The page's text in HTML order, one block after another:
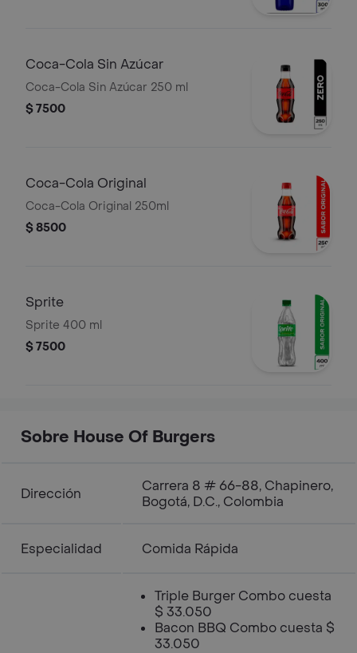
Coca-Cola Sin Azúcar
Coca-Cola Sin Azúcar 250 ml
$ 7500
Coca-Cola Original
Coca-Cola Original 250ml
$ 8500
Sprite
Sprite 400 ml
$ 7500
Sobre House Of Burgers
Dirección
Carrera 8 # 66-88, Chapinero,
Bogotá, D.C., Colombia
Especialidad Comida Rápida
Triple Burger Combo cuesta
$ 33.050
Bacon BBQ Combo cuesta $
33.050